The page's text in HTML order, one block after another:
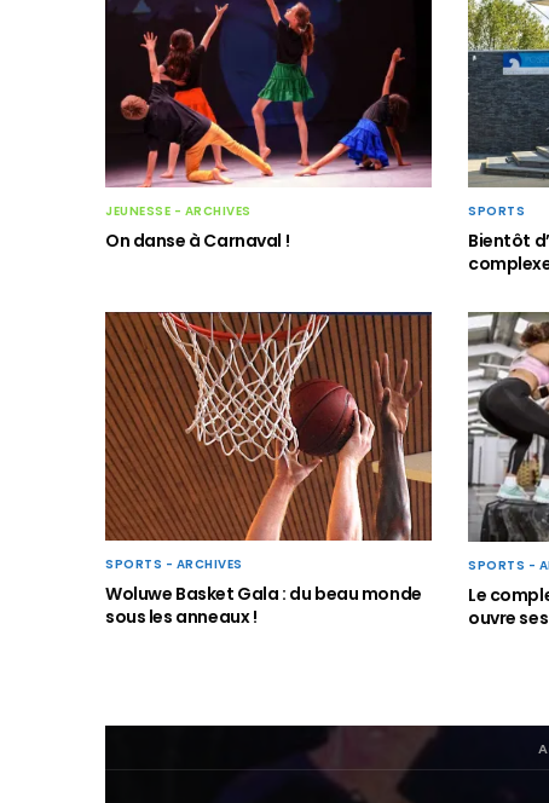
JEUNESSE - ARCHIVES
On danse à Carnaval !
SPORTS
Bientôt
SPORTS - ARCHIVES
Woluwe Basket Gala : du beau monde
sous les anneaux !
SPORTS -
Le
ouvre